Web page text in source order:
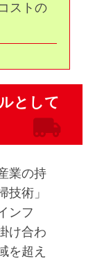
ストの
として
業の持
技術」
ンフ
け合わ
を超え